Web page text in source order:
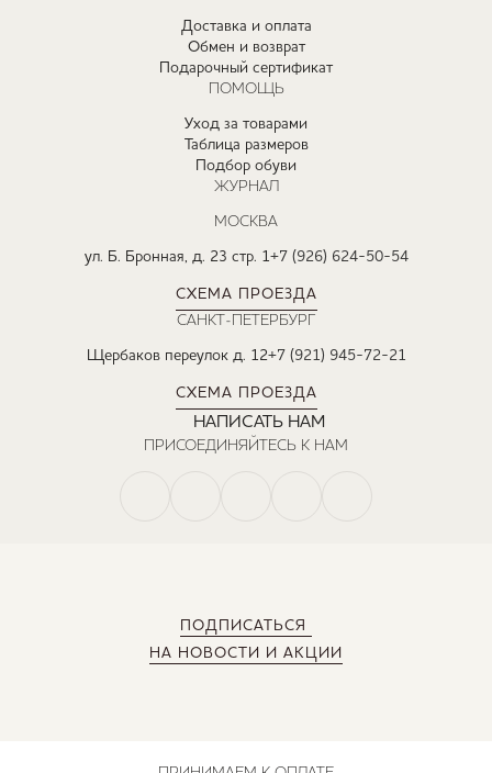
ПОДПИСАТЬСЯ
НА НОВОСТИ И АКЦИИ
Доставка и оплата
Обмен и возврат
Подарочный сертификат
ПОМОЩЬ
Уход за товарами
Таблица размеров
Подбор обуви
ЖУРНАЛ
МОСКВА
ул. Б. Бронная, д. 23 стр. 1+7 (926) 624-50-54
СХЕМА ПРОЕЗДА
САНКТ-ПЕТЕРБУРГ
Щербаков переулок д. 12+7 (921) 945-72-21
СХЕМА ПРОЕЗДА
НАПИСАТЬ НАМ
ПРИСОЕДИНЯЙТЕСЬ К НАМ